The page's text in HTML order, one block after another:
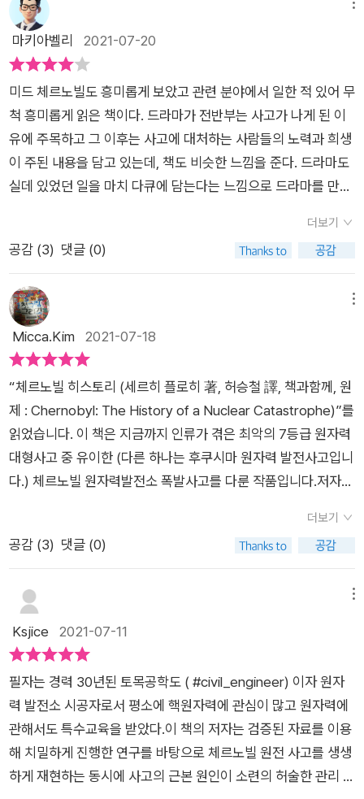
없는 죄를 짓게 될 것이다.
전략은 오제르스크 사고 때 처음 적용된 것이었다...체르노빌 사
고에 대해 국내외적으로 침묵을 지킨 것도 오제르스크 패턴을 따
랐다.' (240쪽)오제르스크 사고에서도 체르노빌 사고에서도 가
장 위험한 곳에, 영문도 모르고 동원되었던 이들이 누구였던가?
재난 대응 방식이 반복되지 않도록 우리가 짜야할 플랜과 필요한
실천은 무엇인가? 우리는 이 질문을 '재난에 대처하는 국가의 대
응 방식'의 면에서 우리 자신에게 던져보아야 한다. 우크라이나
대사로서도 이 지역과 연을 쌓았던 지역 전문가 허승철 교수가 심
혈을 기울여 번역해준 덕분에, 우크라이나어를 모르는 한국인이
발한다면 유럽 전체가 방사능에 완전히 오염될 수 있다. 무시무시
한 상황이다. 하지만 이 원자로를 멈출 방법도, 그 여파가 어디까
지 미칠지 정확하게 예측할 수 없다. 그리고 알 수 없는 이유로 방
사능 누출이 줄어든다.이 사고로 가장 많이 피해를 본 곳은 체르
노빌이 있는 우크라이나와 원전과 가장 가까운 나라인 벨라루스
다. 저자의 재미 있는 관점 중 하나는 구 소련의 해체의 시발점으
로 체르노빌 원전 사고를 말하는 부분이다. 원전 폭발 이후에도
제대로 된 정보를 시민들에게 전달하지 않은 관료들은 이 피해 규
위해 국가 예산의 10퍼센트까지 사용해야 했다는 부분은 이 사고
가 얼마나 거대하고 지속적인지 알려준다. 방사능 누출을 막기 위
해 선택한 방법이 해당 원자로를 덮는 것인데 두 번이나 진행했
다. 유럽의 지원으로 두 번째 덮은 보호막에서 최근 핵분열 반응
이 감지되었다는 소식은 공포 영화의 클리세를 보는 것 같은 느낌
은 준다.저자는 체르노빌 사고의 근원적 원인으로 “소련 정치 체
제의 중대한 결함과 원자력 산업의 중대한 결함의 상호작용에 있
었다.”고 말한다. 발전소 직원의 절차와 안전 규칙 위반도 말하는
데 이 부분은 나의 이해 부족이 조금 있다. 사고 이후 체르노빌을
운영할 수밖에 없는 우크라이나와 안전에 대한 두려움을 가진 유
럽이 폐쇄를 둘러싼 밀당을 한다. 여기에 적극적으로 동참한 곳은
역시 유럽의 원자력 발전소들이다. 원전 산업이 사라질 위협을 제
거해야만 했다. 후쿠시마 원전 사고 이후 유럽에서 원전은 퇴출
대상이라고 하는데 이 부분에 대한 정확한 정보는 더 공부해야 할
하는데 상당한 시간이 걸릴 것 같다.
것이 어디 한 나라만의 문제인가. 그때의 은폐와 조작은 수십년이
지나도록 진실을 덮었던 것이다. 이 문제가 전 유럽으로 확산되고
나서야 부분적인 사실을 말했지만 그 뿐이었다. 자신도 감당하지
을 뿐이다.사실 이 사건은 일어나지 않을수도 있었다. 천재지변을
제외하고 이런일은 꼭 인간의 부주의로일어나는데 이미 소련에
서는 몇번이나 유사한 일들이 있었다고 한다. 1975년 레닌그라
드 원전에서 원자로의 결함으로 가동 중지 이후에도 핵분열 반응
이 일어난 결과 방사능이 누출되는 사건이 일어났다. 이때 이 결
함은 철저히 비밀에 부쳐졌고 그 이후 사고에 대한 개선은 이루어
지지 않았다.그냥 쉬쉬하면서 덮었던 것이다. 그것이 11년후 체르
청난 규모로 일어난 것이었다.철의 장막에 가려져 있던 소련에서
일어난 이 사건은 이미 전조가 있었던것도 있지만 소련 당국의 무
능함으로 더 큰 사건이 되었다. 어쩌면 피해를 줄일 수가 있었는
데 인간같지 않았던 그들 때문에 아직도 체르노빌은 죽음의 땅이
된 것이다. 지은이는 당시 원전 근처의 강 중류에서 살고 있었다.
그는 그 엄청난 비극의 한 가운데에 있었던 것이다. 우크라이나
주민들이 얼마나 큰 고통과 혼란을 겪었는지 생생한 증언자라고
할 수 있다. 훗날 비밀 문서가 해제되고 진실에 좀 더 접근할수 있
게 되었을때 체르노빌이 어떻게 일어났고 어떻게 흘러갔는지를
무능한 소련 정부에 있었다. 원전의 관리도 허술했고 사고 이후
수습도 못했으며 심지어 은폐하고 조작까지 했다. 그리고 그 밑바
탕에는 핵과 방사능에 대한 무지와 절대 그럴리 없다는 과학 기술
에 대한 맹신도 작용했다. 원자력 발전이 적은 원료로 큰 전기를
기술의 집합체인 원자력 발전이 잘못될리가 없다는 오만이 이 사
건을 키운 것이다. 이런 엄청난 일이 일어났는데도 거기에서 교훈
을 얻지 못한 것은 어찌보면 예견된 일이다. 직접적인 것은 아니
라고 해도 그런 의식이 최근 일본의 후쿠시마 사건까지 이어졌다
고도 볼 수 있다.체르노빌 사태는 이후 소련이 붕괴되는 하나의
매개체가 된다. 수 많은 사람이 죽어가고 있는데 은폐와 방관만
하는 정부에 대한 불신은 우크라이나 주민들을 일깨우게 된다. 그
가 있었음에도, 심지어 그 사고가 있을 당시의 담당자였음에도 체
르노빌 사고를 막지 못했다는것이다. 그래서 소련은 물론 우크라
이나 벨라루스를 비롯 유럽 전반을 위험에 몰아넣었다는 것이다.
(바람의 방향이 반대였으면 그 피해에 우리나라도 직격타이지 않
았나 싶은 생각을하니 끔찍했다.)부품부족, 전문성부족, 목표량
달성에 맞춰진 목표로 인한 기한 부족, 안전성 불감, 부품 불량,
관료주의 등등등 체르노빌은 지어질 당시부터 총체적 난국이였
고, 그런 체르노빌 사고의 가장 큰 문제는 사람이였다. 당시 전문
행된 터빈시험으로 4호기 원전은 폭팔을 했지만, 그 폭팔이후의
처리도 원전 시작 때만큼이나 개X이였다.(정말 책을 읽으면서 욕
을 안할수가 없다.) 원전 폭팔 이후의 사람들의 모습을 책은 이렇
게 썼다. '모두가 마음속으로 상상할 수 있는 최악의 사태가 발생
했다는 사실을 믿기를 거부했다. ... 중략... '스트레스가 너무나 컸
고 원자로는 폭팔하지 않았을 것이라는 우리의 믿음도 매우컸
다. '이는 집단 환각이었다. 많은 사람들이 눈으로 분명히 보았지
만, 본 것을 믿지 않았다.' p.165당시 사고현장에 있었던 이들은
이리 생각했고, 그러기에 보고도 제대로 이뤄지지 않았고, 보고가
있은 후에 관료과 당시 소련의 당 서기장인 고르바초프는 우방 및
서방 모두에게 이 사실을 숨기기 급급했다. 오로지 정치적인 이유
로 말이다. 그래서 체르노빌의 주민 소개도 늦었고, 주민소개를
위해 파견된 이들에 대한 안전성에도 전혀 신경쓰지 않았으며, 외
서 페스티발을 열었다. 수많은 아이들을 대동하고서 말이다. 방사
능 분진이 날리고 있었는데. 아무 위험성도 듣지 못하고 현장에
투입된 소방관, 헬리곱터 조종사, 의료진, 의대생, 광부, 잠수부
등등 그들은 그대로 방사능에 노출되어야했다. 그래놓고 최고 당
서기라는 인물은 사고후 3년이 지나서야 체르노빌을 방문했다니
와.. 분노가... 체르노빌 사고에 대해 조사하여 제대로 발표한 레
가소프는 소련으로 돌아와 모든 분야에서 배척당하고 결국 자살
했다. 이밖에도 체르노빌 원전에 대해 밝히고자했던 인물들은 K
GB에 의해 잡혀가고, 구금당해야 했다. 오로지 하지 말아야할 말
을 수상했다. 원전 사고이후 많은 방법으로 다양한 관점에서 체르
노빌의 원전 사고를 다루고 있지만 역사학자 중에서 이 문제를 다
룬 사람이 없어서 역사학자인 저자는 역사를 바탕으로 체르노빌
보면 체르노빌 원전 사고에 대한 딱딱한 다큐멘터리 정도로 여겨
질 수 있다. 하지만 이 책이 담은 내용은 원자력에 대한 전반을 이
해하기에 충분하다. 원자력의 작동 원리부터 원자력 발전소 건설
에 대한 모든 이야기를 들려준다. 물론 그 시작은 체르노빌 원전
사고이다.​물리학의 핵심 중 하나인 원자력 이야기가 재미있을 수
있을까? 역사학자인 유발 하라리의 책이 흥미롭고 재미나듯이
역사학자가 쓴 이 책도 정말 흥미롭고 재미나다. 어쩌면 역사학자
전혀 어렵지도 지루하지도 않다. 아마도 원자력 이야기를 풀어가
는 색다른 방식이 자연스럽게 흥미를 끌어내고 있는듯하다. 마치
원자력 발전소 책임자 브류하노프가 주인공인 한편의 드라마를
보는 듯하다. 그의 젊은 시절 사랑 이야기도 들려주면서 원전 사
고가 있었던 날 그 시각 그곳으로 우리를 조금씩 끌어들인다.​역사
적인 원전 사고의 원인 분석은 물론 그날의 상황까지 상세하게 들
려준다. 그래서 더 드라마틱 하다. 은폐된 진실로 인해 피폭의 피
해를 고스란히 감당해야 했던 많은 이들의 생생한 증언을 들을 수
있어 더욱 실감 난다. 특히 아직도 고통속에 살고 있을 어린아이
심스럽기만 하다. 어쩌면 아직도 그런 뇌구조의 사람들이 일본 후
쿠시마에는 있는지도 모르겠다. 체르노빌 원전 사고의 원인, 과정
그리고 그 후의 이야기를 소련의 해체와 우크라이나의 독립 등의
역사와 연계해서 들려주는 멋진 책이다. 오늘 필요악이 되어버린
제목이 약쑥인 까닭을 만나보는 즐거움을 놓치지 말기 바란다.​'책
마키아벨리 2021-07-20
미드 체르노빌도 흥미롭게 보았고 관련 분야에서 일한 적 있어 무
척 흥미롭게 읽은 책이다. 드라마가 전반부는 사고가 나게 된 이
유에 주목하고 그 이후는 사고에 대처하는 사람들의 노력과 희생
이 주된 내용을 담고 있는데, 책도 비슷한 느낌을 준다. 드라마도
실데 있었던 일을 마치 다큐에 담는다는 느낌으로 드라마를 만들
져 있다.특히 드라마에서는 후반부 공청회에서 사고경위를 설명
하는 장면이 나오기 까지는 사고이유에 대해 조금은 불친절한데
반하여 책에서는 보다 자세한 이유를 설명하고 있다.(드라마를
본 이후라서 사고이유를 좀 더 잘 이해할 수 있는 이유도 있다)물
을 감속재로 쓰는 서구의 원자로에 비하여 안정성이 떨어지는 흑
연을 감속재로 이용하는 러시아의 원자로가 사고에 대비한 격납
우 취약하다는 것을 새롭게 알게 되었고, 이런 원자로를 가동중에
정전발생시 원전에 남아있는 원전의 열을 이용하여 터빈을 돌려
전력을 발생시켜 냉각수를 원전에 보내는 것이 가능한 지 여부를
알아보는 위험천만한 실험을 했다는 사실이 무척 놀랍다. 원전의
취약성을 알고서 건설을 했다거나 위험한 실험을 가동중인 원전
에서 실시했다는 것은 공산당이 집권하는 권위주의 정부에서만
가능한 일이라는 사실이 납득이 가고, 체르노빌 사고가 소련이 무
도 탈원전 관련 논쟁이 계속되고 있는데, 이러한 책을 통해 원전
사고에 대한 이해(원전섥에 대한 이해)를 바로해야 보다 합리적
인 결론을 낼 수 있으리라 생각한다.
더보기
공감 (3) 댓글 (0)
Micca.Kim 2021-07-18
“체르노빌 히스토리 (세르히 플로히 著, 허승철 譯, 책과함께, 원
제 : Chernobyl: The History of a Nuclear Catastrophe)”를
읽었습니다. 이 책은 지금까지 인류가 겪은 최악의 7등급 원자력
대형사고 중 유이한 (다른 하나는 후쿠시마 원자력 발전사고입니
다.) 체르노빌 원자력발전소 폭발사고를 다룬 작품입니다.저자인
연구하는 역사학자로 하버드 대학교에 재직 중인 분입니다. 저자
는 우크라이나 출신으로 체르노빌 원자력발전소 폭발사고 당시
우크라이나에 살고 있었던 참사 생존자이기도 합니다. 저자는 자
신이 참사 생존자이기도 하면서 역사학자이기도 한 배경을 바탕
적 접근을 통해 이 책, “체르노빌 히스토리”를 저술하였으며 재
습니다. 어렸을 적, 체르노빌 원자력발전소 폭발사고 소식을 뉴스
를 통해 접했을 때, 이 이야기가 남의 이야기인 줄 알았습니다.
하지만 이웃나라 일본에서 또다시 원자력발전소 사고가 발생했
을 때에서야 비로소 대재앙은 언제나 우리 옆에 함께 하고 있다는
사실을 깨달았습니다. 미드 ‘체르노빌’에서 잘 보여주고 있듯이
더보기
공감 (3) 댓글 (0)
Ksjice 2021-07-11
필자는 경력 30년된 토목공학도 ( #civil_engineer) 이자 원자
력 발전소 시공자로서 평소에 핵원자력에 관심이 많고 원자력에
관해서도 특수교육을 받았다.이 책의 저자는 검증된 자료를 이용
해 치밀하게 진행한 연구를 바탕으로 체르노빌 원전 사고를 생생
하게 재현하는 동시에 사고의 근본 원인이 소련의 허술한 관리 체